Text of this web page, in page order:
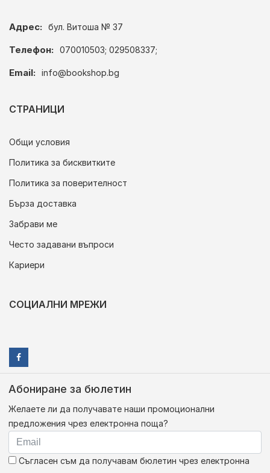
Адрес: бул. Витоша № 37
Телефон: 070010503; 029508337;
Email: info@bookshop.bg
СТРАНИЦИ
Общи условия
Политика за бисквитките
Политика за поверителност
Бърза доставка
Забрави ме
Често задавани въпроси
Кариери
СОЦИАЛНИ МРЕЖИ
Абониране за бюлетин
Желаете ли да получавате наши промоционални
предложения чрез електронна поща?
Съгласен съм да получавам бюлетин чрез електронна